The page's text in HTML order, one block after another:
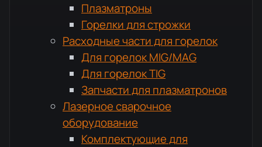
Плазматроны
Горелки для строжки
Расходные части для горелок
Для горелок MIG/MAG
Для горелок TIG
Запчасти для плазматронов
Лазерное сварочное
оборудование
Комплектующие для